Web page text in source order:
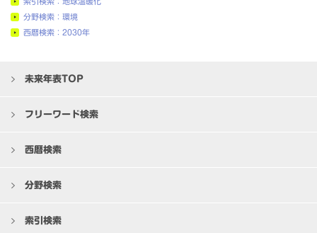
分野検索：環境
西暦検索：2030年
未来年表TOP
フリーワード検索
西暦検索
分野検索
索引検索